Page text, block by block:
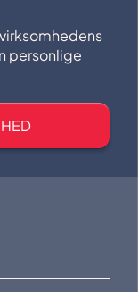
personlige